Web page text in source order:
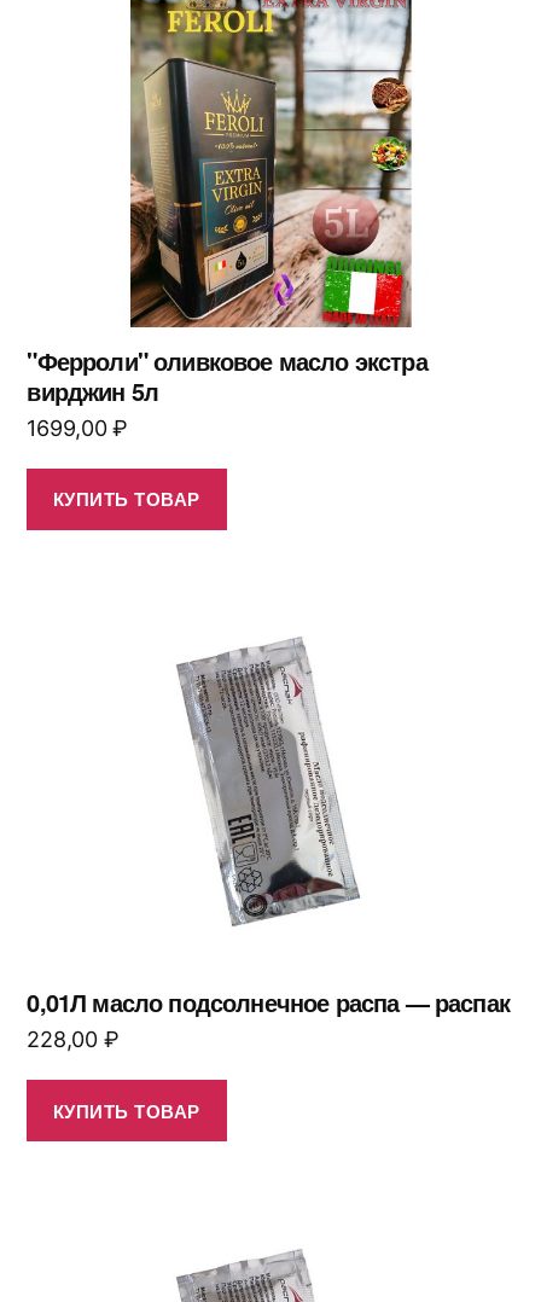
"Ферроли" оливковое масло экстра
вирджин 5л
1699,00₽
КУПИТЬ ТОВАР
0,01Л масло подсолнечное распа — распак
228,00 ₽
КУПИТЬ ТОВАР